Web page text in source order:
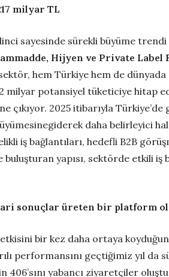
milyar TL
sayesinde sürekli büyüme
Hijyen ve Private Label
hem Türkiye hem de
milyar potansiyel tüketiciye hitap
çıkıyor. 2025 itibarıyla
daha belirleyici
iş bağlantıları, hedefli B2B
yapısı, sektörde etkili
sonuçlar üreten bir platform
bir kez daha ortaya
performansını geçtiğimiz yıl da
yabancı ziyaretçiler